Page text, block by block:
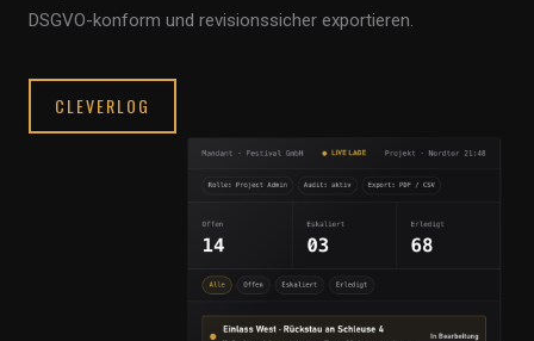
h
DSGVO-konform und revisionssicher exportieren.
CLEVERLOG